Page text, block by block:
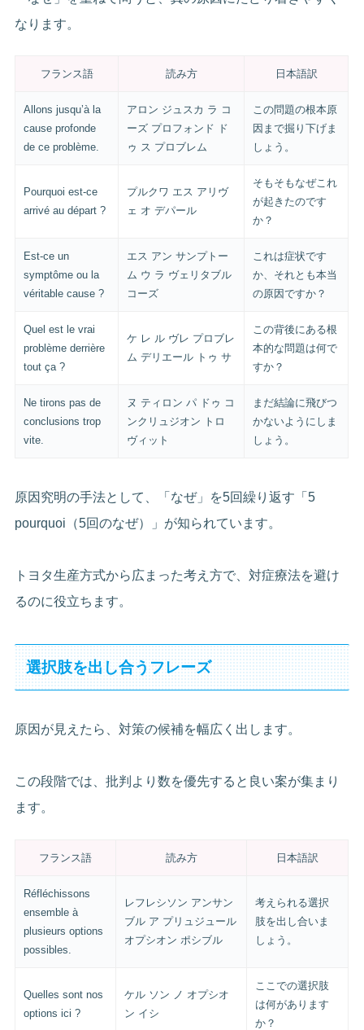
なります。
フランス語 読み方 日本語訳
Allons jusqu’à la
cause profonde
de ce problème.
アロン ジュスカ ラ コ
ーズ プロフォンド ド
ゥ ス プロブレム
この問題の根本原
因まで掘り下げま
しょう。
Pourquoi est-ce
arrivé au départ ?
プルクワ エス アリヴ
ェ オ デパール
そもそもなぜこれ
が起きたのです
か？
Est-ce un
symptôme ou la
véritable cause ?
エス アン サンプトー
ム ウ ラ ヴェリタブル
コーズ
これは症状です
か、それとも本当
の原因ですか？
Quel est le vrai
problème derrière
tout ça ?
ケ レ ル ヴレ プロブレ
ム デリエール トゥ サ
この背後にある根
本的な問題は何で
すか？
Ne tirons pas de
conclusions trop
vite.
ヌ ティロン パ ドゥ コ
ンクリュジオン トロ
ヴィット
まだ結論に飛びつ
かないようにしま
しょう。
原因究明の手法として、「なぜ」を5回繰り返す「5
pourquoi（5回のなぜ）」が知られています。
トヨタ生産方式から広まった考え方で、対症療法を避け
るのに役立ちます。
選択肢を出し合うフレーズ
原因が見えたら、対策の候補を幅広く出します。
この段階では、批判より数を優先すると良い案が集まり
ます。
フランス語 読み方 日本語訳
Réfléchissons
ensemble à
plusieurs options
possibles.
レフレシソン アンサン
ブル ア プリュジュール
オプシオン ポシブル
考えられる選択
肢を出し合いま
しょう。
Quelles sont nos
options ici ?
ケル ソン ノ オプシオ
ン イシ
ここでの選択肢
は何があります
か？